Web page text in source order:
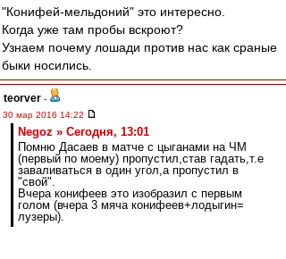
"Конифей-мельдоний" это интересно.
Когда уже там пробы вскроют?
Узнаем почему лошади против нас как сраные
быки носились.
teorver -
30 мар 2016 14:22
Negoz » Сегодня, 13:01
Помню Дасаев в матче с цыганами на ЧМ
(первый по моему) пропустил,став гадать,т.е
заваливаться в один угол,а пропустил в
"свой".
Вчера конифеев это изобразил с первым
голом (вчера 3 мяча конифеев+лодыгин=
лузеры).